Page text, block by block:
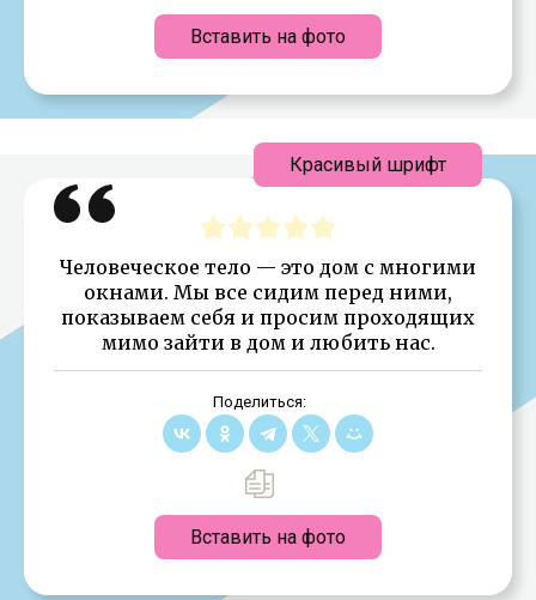
Вставить на фото
Человеческое тело — это дом с многими
окнами. Мы все сидим перед ними,
показываем себя и просим проходящих
мимо зайти в дом и любить нас.
Поделиться:
Вставить на фото
Красивый шрифт